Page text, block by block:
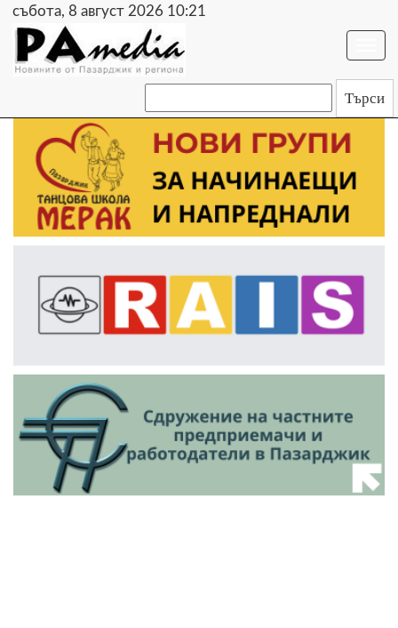
събота, 8 август 2026 10:21